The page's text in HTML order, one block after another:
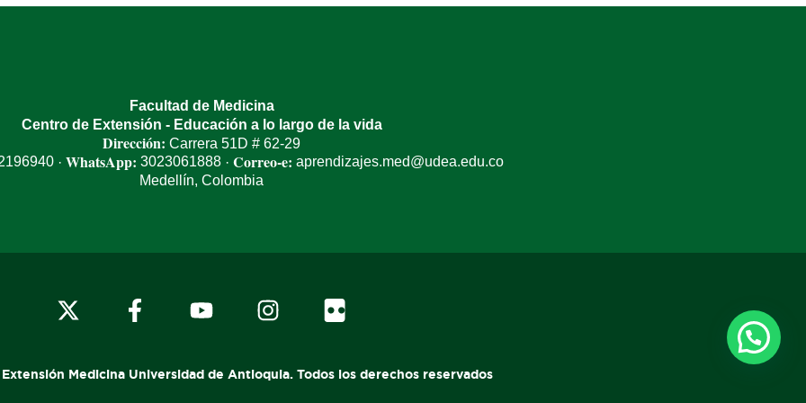
Facultad de Medicina
Centro de Extensión - Educación a lo largo de la vida
Dirección: Carrera 51D # 62-29
· WhatsApp: 3023061888· Correo-e: aprendizajes.med@udea.edu.co
Medellín, Colombia
x-
facebook instagram flickr
Medicina Universidad de Antioquia. Todos los derechos reservados